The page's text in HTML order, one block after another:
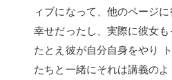
ィブになって、他のページ
幸せだったし、実際に彼女
たとえ彼が自分自身をやり
たちと一緒にそれは講義の